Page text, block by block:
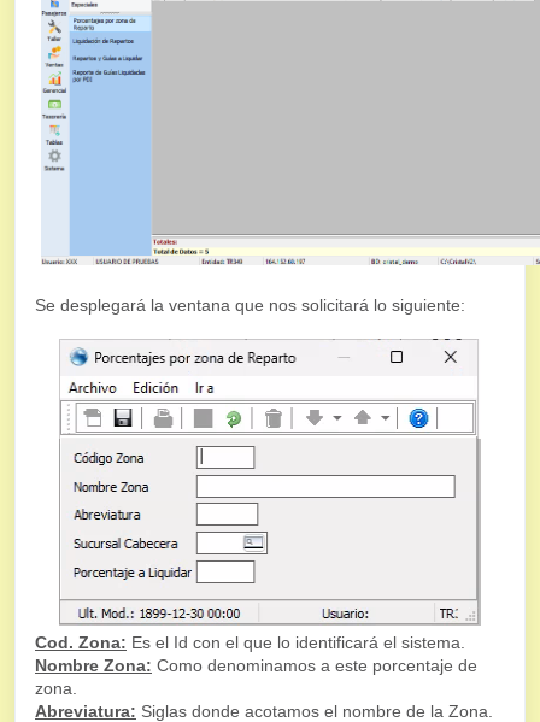
Se desplegará la ventana que nos solicitará lo siguiente:
Cod. Zona: Es el Id con el que lo identificará el sistema.
Nombre Zona: Como denominamos a este porcentaje de
zona.
Abreviatura: Siglas donde acotamos el nombre de la Zona.